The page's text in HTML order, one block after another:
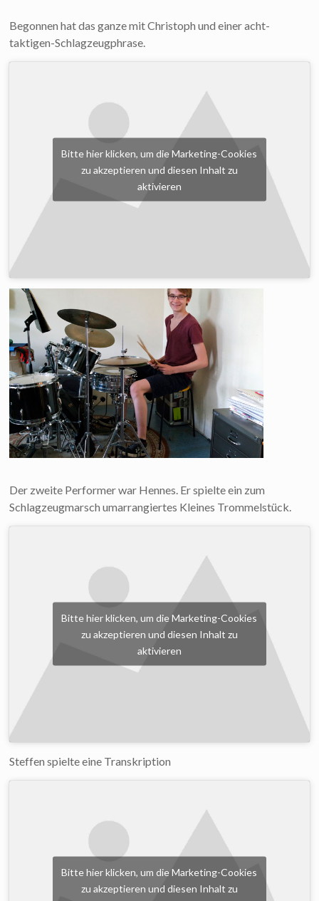
Begonnen hat das ganze mit Christoph und einer acht-
taktigen-Schlagzeugphrase.
Bitte hier klicken, um die Marketing-Cookies
zu akzeptieren und diesen Inhalt zu
aktivieren
Der zweite Performer war Hennes. Er spielte ein zum
Schlagzeugmarsch umarrangiertes Kleines Trommelstück.
Bitte hier klicken, um die Marketing-Cookies
zu akzeptieren und diesen Inhalt zu
aktivieren
Steffen spielte eine Transkription
Bitte hier klicken, um die Marketing-Cookies
zu akzeptieren und diesen Inhalt zu